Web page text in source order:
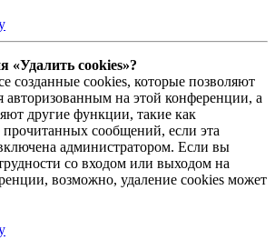
«Удалить cookies»?
созданные cookies, которые позволяют
авторизованным на этой конференции, а
другие функции, такие как
сообщений, если эта
администратором. Если вы
со входом или выходом на
возможно, удаление cookies может